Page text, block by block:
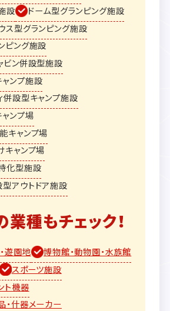
設
ドーム型グランピング施設
ス型グランピング施設
ピング施設
ビン併設型施設
ンプ施設
併設型キャンプ施設
ンプ場
キャンプ場
キャンプ場
化型施設
アウトドア施設
業種もチェック！
遊園地
博物館・動物園・水族館
スポーツ施設
ト機器
・什器メーカー